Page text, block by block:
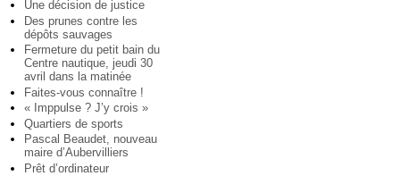
Une décision de justice
Des prunes contre les
dépôts sauvages
Fermeture du petit bain du
Centre nautique, jeudi 30
avril dans la matinée
Faites-vous connaître !
« Imppulse ? J’y crois »
Quartiers de sports
Pascal Beaudet, nouveau
maire d’Aubervilliers
Prêt d’ordinateur